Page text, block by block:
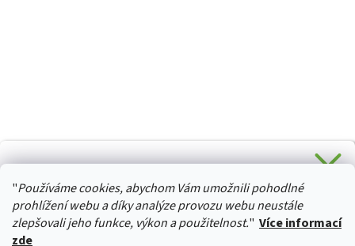
"Používáme cookies, abychom Vám umožnili pohodlné
prohlížení webu a díky analýze provozu webu neustále
zlepšovali jeho funkce, výkon a použitelnost." Více informací
zde
HURTTA-COLLECTION.CZ
Stačí se přihlásit k odběru novinek z našeho obchodu a je
Vaše :)